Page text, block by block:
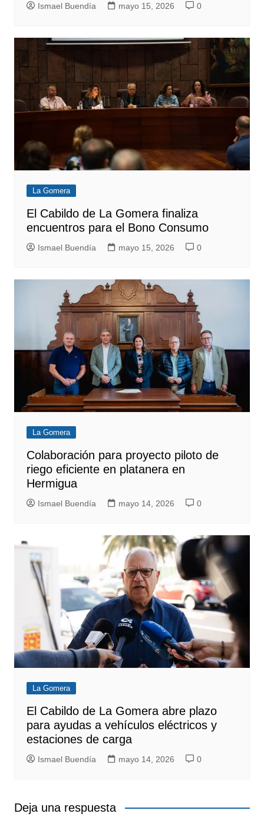
Ismael Buendía mayo 15, 2026 0
La Gomera
El Cabildo de La Gomera finaliza
encuentros para el Bono Consumo
Ismael Buendía mayo 15, 2026 0
La Gomera
Colaboración para proyecto piloto de
riego eficiente en platanera en
Hermigua
Ismael Buendía mayo 14, 2026 0
La Gomera
El Cabildo de La Gomera abre plazo
para ayudas a vehículos eléctricos y
estaciones de carga
Ismael Buendía mayo 14, 2026 0
Deja una respuesta